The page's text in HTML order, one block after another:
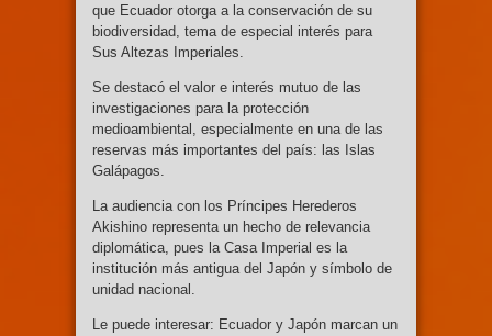
que Ecuador otorga a la conservación de su
biodiversidad, tema de especial interés para
Sus Altezas Imperiales.
Se destacó el valor e interés mutuo de las
investigaciones para la protección
medioambiental, especialmente en una de las
reservas más importantes del país: las Islas
Galápagos.
La audiencia con los Príncipes Herederos
Akishino representa un hecho de relevancia
diplomática, pues la Casa Imperial es la
institución más antigua del Japón y símbolo de
unidad nacional.
Le puede interesar: Ecuador y Japón marcan un